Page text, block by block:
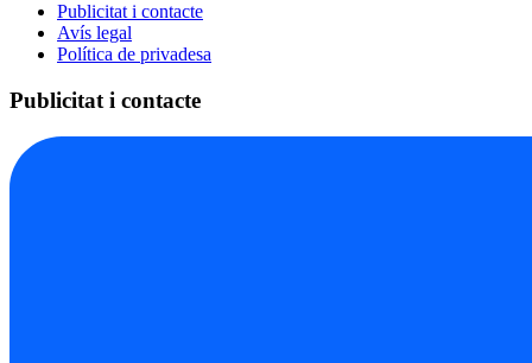
Publicitat i contacte
Avís legal
Política de privadesa
Publicitat i contacte